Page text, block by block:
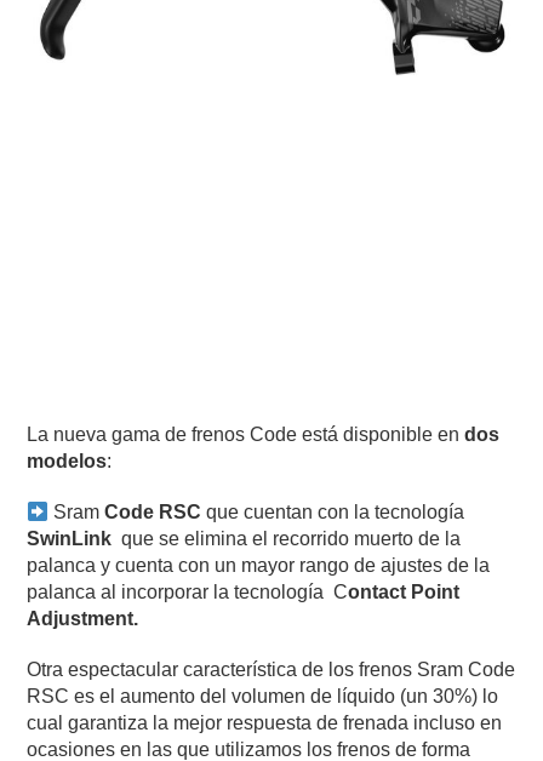
La nueva gama de frenos Code está disponible endos
modelos:
SramCode RSCque cuentan con la tecnología
SwinLink que se elimina el recorrido muerto de la
palanca y cuenta con un mayor rango de ajustes de la
palanca al incorporar la tecnología Contact Point
Adjustment.
Otra espectacular característica de los frenos Sram Code
RSC es el aumento del volumen de líquido (un 30%) lo
cual garantiza la mejor respuesta de frenada incluso en
ocasiones en las que utilizamos los frenos de forma